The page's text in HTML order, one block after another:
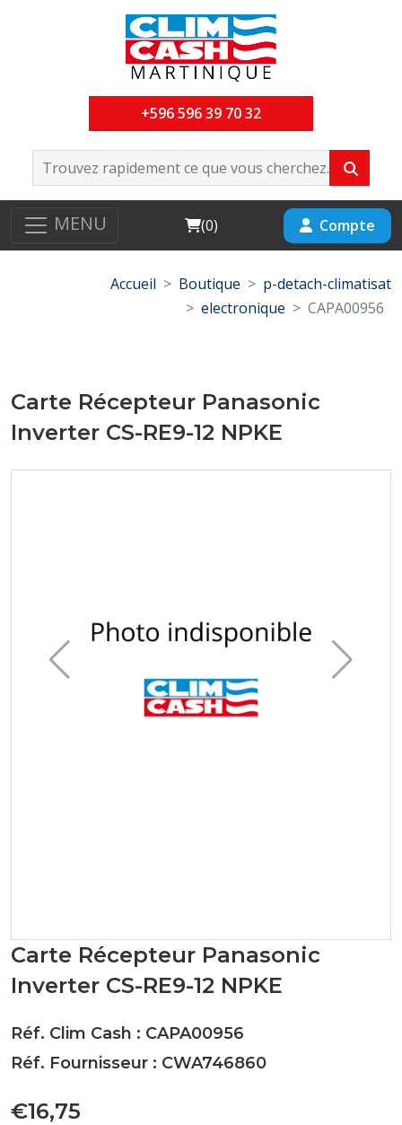
+596 596 39 70 32
MENU Cart
(0) Compte
Accueil Boutique
p-detach-climatisat
electronique
CAPA00956
Carte Récepteur Panasonic
Inverter CS-RE9-12 NPKE
Carte Récepteur Panasonic
Inverter CS-RE9-12 NPKE
Réf. Clim Cash : CAPA00956
Réf. Fournisseur : CWA746860
€16,75